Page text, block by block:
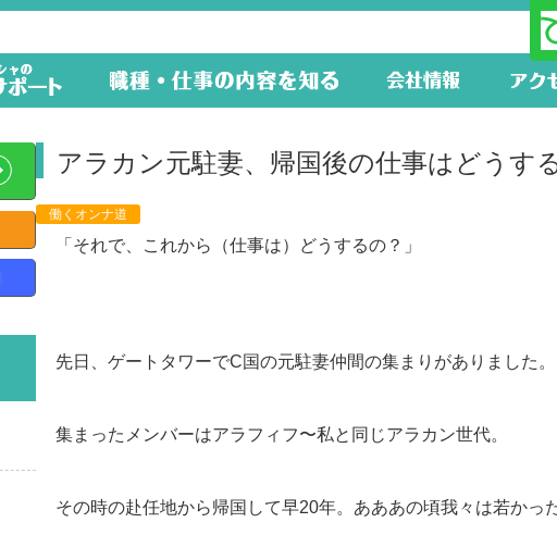
アラカン元駐妻、帰国後の仕事はどうす
働くオンナ道
「それで、これから（仕事は）どうするの？」
先日、ゲートタワーでC国の元駐妻仲間の集まりがありました。
集まったメンバーはアラフィフ〜私と同じアラカン世代。
その時の赴任地から帰国して早20年。あああの頃我々は若かった